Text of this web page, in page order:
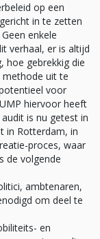
op een
in te zetten
enkele
verhaal, er is altijd
hoe gebrekkig die
methode uit te
voor
hiervoor heeft
is nu getest in
in Rotterdam, in
proces, waar
de volgende
ambtenaren,
om deel te
en